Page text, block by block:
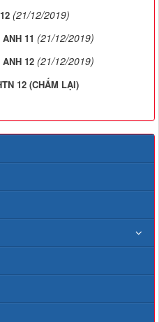
(21/12/2019)
11 (21/12/2019)
12 (21/12/2019)
12 (CHẤM LẠI)